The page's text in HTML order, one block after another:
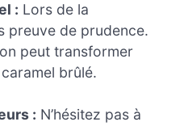
: Lors de la
preuve de prudence.
peut transformer
brûlé.
: N’hésitez pas à